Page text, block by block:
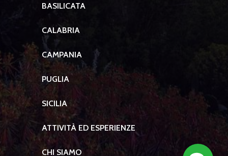
BASILICATA
CALABRIA
CAMPANIA
PUGLIA
SICILIA
ATTIVITÀ ED ESPERIENZE
CHI SIAMO